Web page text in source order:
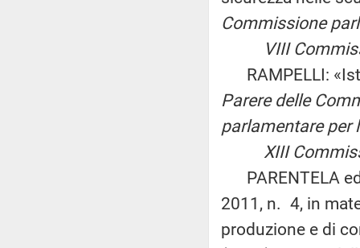
Commissione
VIII
RAMPELLI:
Parere delle
parlamentare per
XIII
PARENTELA
2011, n. 4, in
produzione e di